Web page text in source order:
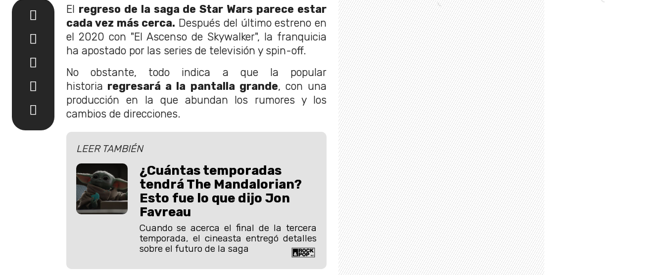
El regreso de la saga de Star Wars parece estar
cada vez más cerca. Después del último estreno en
el 2020 con "El Ascenso de Skywalker", la franquicia
ha apostado por las series de televisión y spin-off.
No obstante, todo indica a que la popular
historia regresará a la pantalla grande, con una
producción en la que abundan los rumores y los
cambios de direcciones.
LEER TAMBIÉN
¿Cuántas temporadas
tendrá The Mandalorian?
Esto fue lo que dijo Jon
Favreau
Cuando se acerca el final de la tercera
temporada, el cineasta entregó detalles
sobre el futuro de la saga